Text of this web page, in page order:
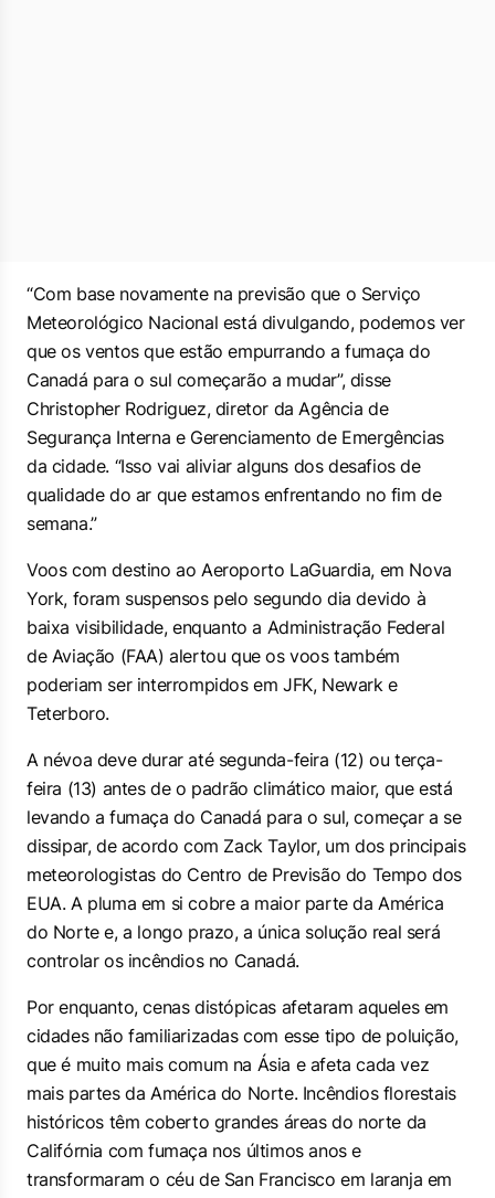
“Com base novamente na previsão que o Serviço
Meteorológico Nacional está divulgando, podemos ver
que os ventos que estão empurrando a fumaça do
Canadá para o sul começarão a mudar”, disse
Christopher Rodriguez, diretor da Agência de
Segurança Interna e Gerenciamento de Emergências
da cidade. “Isso vai aliviar alguns dos desafios de
qualidade do ar que estamos enfrentando no fim de
semana.”
Voos com destino ao Aeroporto LaGuardia, em Nova
York, foram suspensos pelo segundo dia devido à
baixa visibilidade, enquanto a Administração Federal
de Aviação (FAA) alertou que os voos também
poderiam ser interrompidos em JFK, Newark e
Teterboro.
A névoa deve durar até segunda-feira (12) ou terça-
feira (13) antes de o padrão climático maior, que está
levando a fumaça do Canadá para o sul, começar a se
dissipar, de acordo com Zack Taylor, um dos principais
meteorologistas do Centro de Previsão do Tempo dos
EUA. A pluma em si cobre a maior parte da América
do Norte e, a longo prazo, a única solução real será
controlar os incêndios no Canadá.
Por enquanto, cenas distópicas afetaram aqueles em
cidades não familiarizadas com esse tipo de poluição,
que é muito mais comum na Ásia e afeta cada vez
mais partes da América do Norte. Incêndios florestais
históricos têm coberto grandes áreas do norte da
Califórnia com fumaça nos últimos anos e
transformaram o céu de San Francisco em laranja em